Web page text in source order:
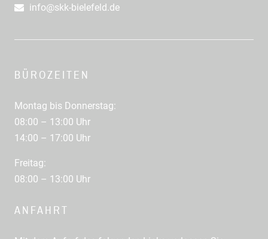
info@skk-bielefeld.de
BÜROZEITEN
Montag bis Donnerstag:
08:00 – 13:00 Uhr
14:00 – 17:00 Uhr
Freitag:
08:00 – 13:00 Uhr
ANFAHRT